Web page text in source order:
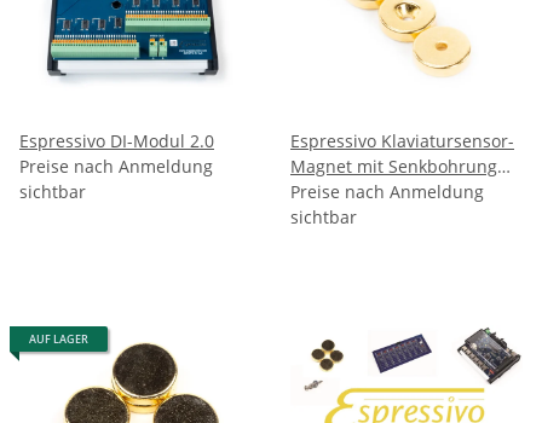
Espressivo DI-Modul 2.0
Preise nach Anmeldung
sichtbar
Espressivo Klaviatursensor-
Magnet mit Senkbohrung
Paket 8mm x 2mm - VE
180Stk.
Preise nach Anmeldung
sichtbar
AUF LAGER